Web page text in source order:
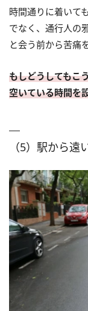
時間通りに着いて
でなく、通行人の
と会う前から苦痛
もしどうしてもこ
空いている時間を
（5）駅から遠